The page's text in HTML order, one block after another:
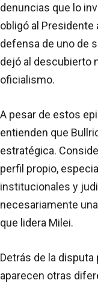
denuncias que lo
obligó al
defensa de uno de
dejó al descubierto
oficialismo.
A pesar de estos
entienden que
estratégica.
perfil propio,
institucionales y
necesariamente
que lidera Milei.
Detrás de la
aparecen otras